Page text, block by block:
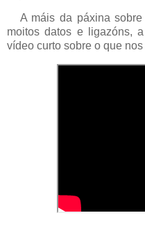
A máis da páxina sobre
moitos datos e ligazóns,
vídeo curto sobre o que